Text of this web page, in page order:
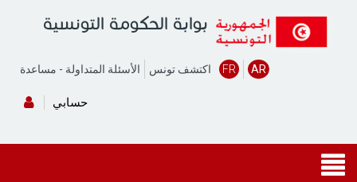
بوابة الحكومة التونسية
الأسئلة المتداولة - مساعدة اكتشف تونس FR AR
حسابي